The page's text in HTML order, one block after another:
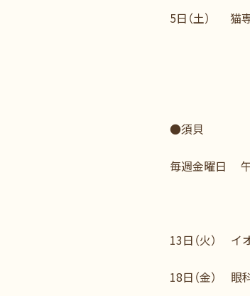
5日（土） 猫
●須貝
毎週金曜日
13日（火） イ
18日（金） 眼